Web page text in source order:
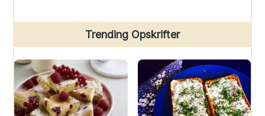
Trending Opskrifter